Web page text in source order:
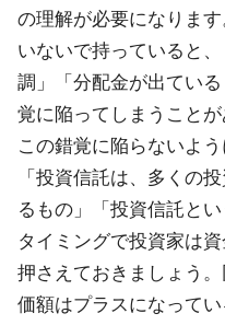
の理解が必要になりま
いないで持っていると
調」「分配金が出てい
覚に陥ってしまうことが
この錯覚に陥らないよ
「投資信託は、多くの
るもの」「投資信託と
タイミングで投資家は
押さえておきましょう
価額はプラスになって